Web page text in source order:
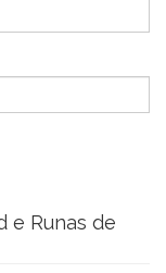
e Runas de